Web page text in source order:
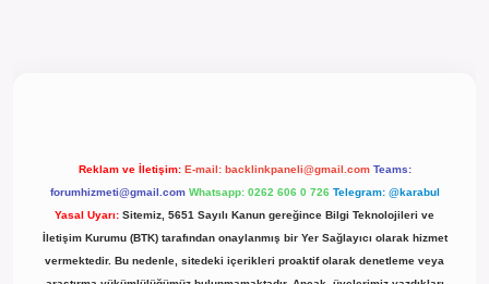
Reklam ve İletişim: E-mail: backlinkpaneli@gmail.com Teams:
forumhizmeti@gmail.com Whatsapp: 0262 606 0 726 Telegram: @karabul
Yasal Uyarı: Sitemiz, 5651 Sayılı Kanun gereğince Bilgi Teknolojileri ve
İletişim Kurumu (BTK) tarafından onaylanmış bir Yer Sağlayıcı olarak hizmet
vermektedir. Bu nedenle, sitedeki içerikleri proaktif olarak denetleme veya